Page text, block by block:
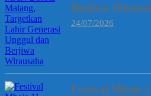
Berjiwa
24/07/2026
Festival Mbois